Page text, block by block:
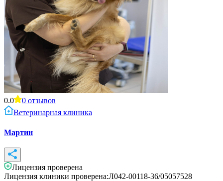
0.0 0 отзывов
Ветеринарная клиника
Мартин
Лицензия проверена
Лицензия клиники проверена:Л042-00118-36/05057528